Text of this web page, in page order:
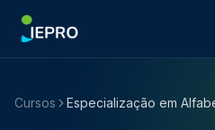
Cursos
Especialização em